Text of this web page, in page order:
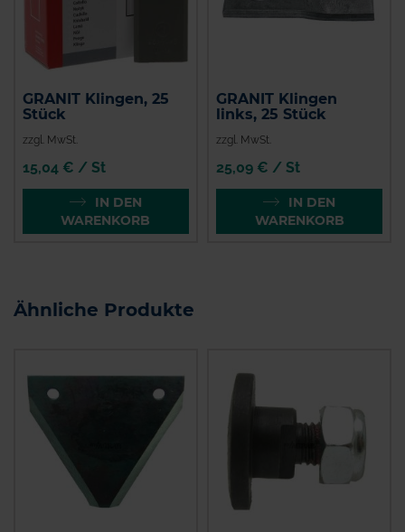
GRANIT Klingen, 25
Stück
zzgl. MwSt.
15,04 € / St
IN DEN
WARENKORB
GRANIT Klingen
links, 25 Stück
zzgl. MwSt.
25,09 € / St
IN DEN
WARENKORB
Ähnliche Produkte